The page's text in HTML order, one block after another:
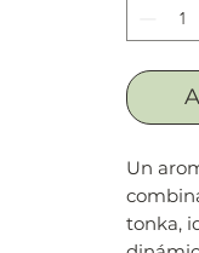
Un
tonka,